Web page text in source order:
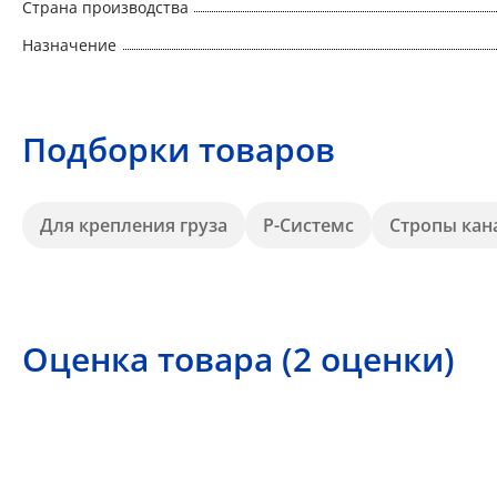
Страна производства
Назначение
Подборки товаров
Для крепления груза Р-Системс Стропы
Оценка товара (2 оценки)